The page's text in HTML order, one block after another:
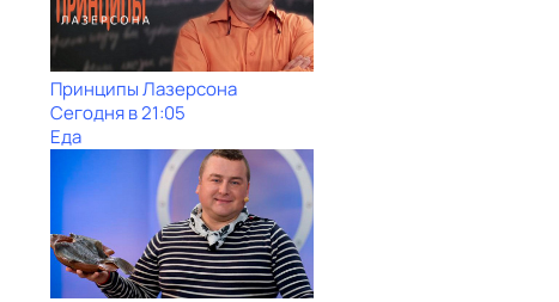
Принципы Лазерсона
Сегодня в 21:05
Еда